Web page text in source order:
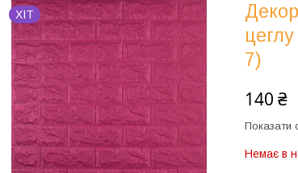
ХІТ
7)
140 ₴
Показати
Немає в